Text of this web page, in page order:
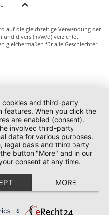
auf die gleichzeitige Verwendung der
und divers (m/w/d) verzichtet.
gleichermaßen für alle Geschlechter.
cookies and third-party
features. When you click the
are enabled (consent).
involved third-party
data for various purposes.
legal basis and third party
button "More" and in our
consent at any time.
MORE
&